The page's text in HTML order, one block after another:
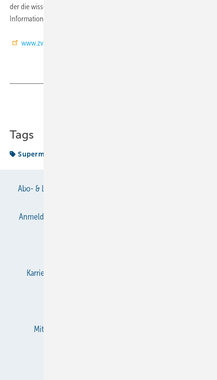
der die wissenschaftliche Leitung übernommen hat. Weitere
Informationen werden Sie hierzu unter www.chillventa.de finden.
www.zvkkw.de
Tags
Supermarkt-Symposium
Abo- & Leserservice
Anmelden
Karriere bei Gentner
Mitgliedschaften und Engagement